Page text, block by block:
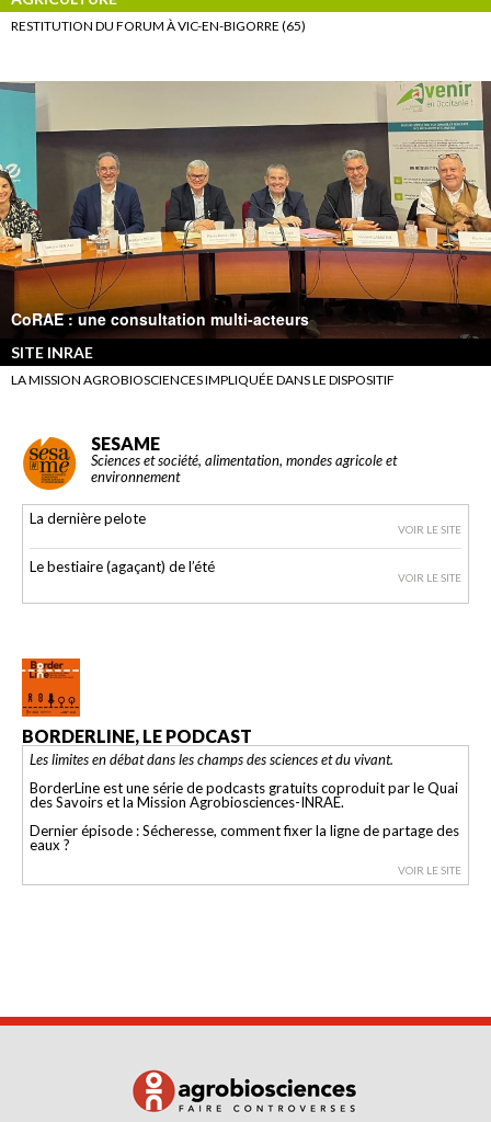
RESTITUTION DU FORUM À VIC-EN-BIGORRE (65)
CoRAE : une consultation multi-acteurs
SITE INRAE
LA MISSION AGROBIOSCIENCES IMPLIQUÉE DANS LE DISPOSITIF
SESAME
Sciences et société, alimentation, mondes agricole et
environnement
La dernière pelote
VOIR LE SITE
Le bestiaire (agaçant) de l’été
VOIR LE SITE
BORDERLINE, LE PODCAST
Les limites en débat dans les champs des sciences et du vivant.
BorderLine est une série de podcasts gratuits coproduit par le Quai
des Savoirs et la Mission Agrobiosciences-INRAE.
Dernier épisode : Sécheresse, comment fixer la ligne de partage des
eaux ?
VOIR LE SITE